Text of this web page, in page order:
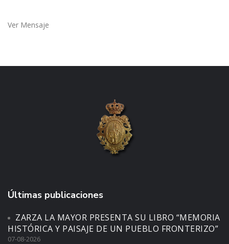
Ver Mensaje
Últimas publicaciones
ZARZA LA MAYOR PRESENTA SU LIBRO “MEMORIA
HISTÓRICA Y PAISAJE DE UN PUEBLO FRONTERIZO”
07-08-2026